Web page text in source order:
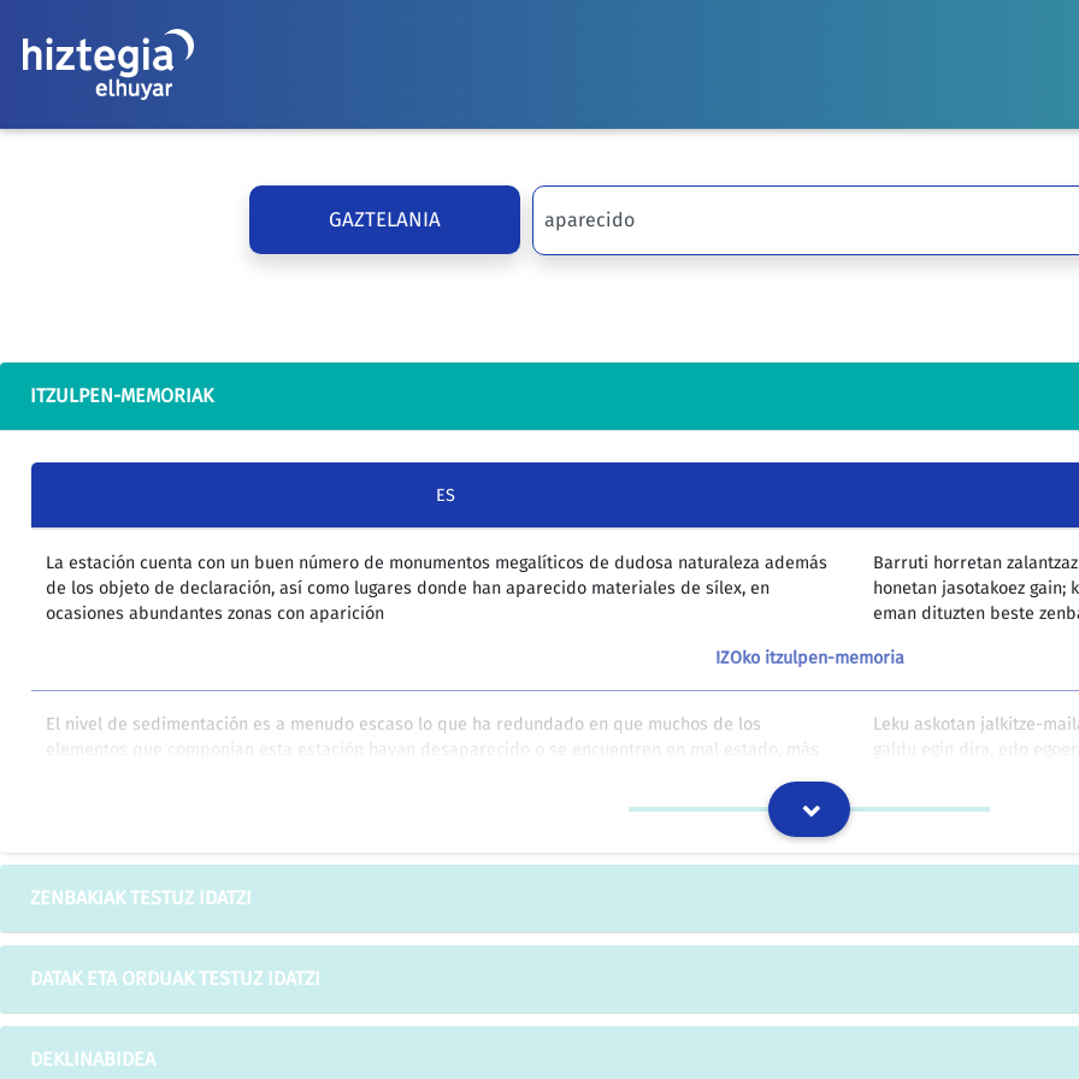
GAZTELANIA
ITZULPEN-MEMORIAK
ES
La estación cuenta con un buen número de monumentos megalíticos de dudosa naturaleza además
de los objeto de declaración, así como lugares donde han aparecido materiales de sílex, en
ocasiones abundantes zonas con aparición
Barruti horretan
honetan jasotakoez gain;
eman dituzten beste
IZOko itzulpen-memoria
El nivel de sedimentación es a menudo escaso lo que ha redundado en que muchos de los
elementos que componían esta estación hayan desaparecido o se encuentren en mal estado, más
Leku askotan jalkitze-
galdu egin dira, edo
IZOko itzulpen-memoria
Únicamente se autoriza la desafectación del inmueble cuando se comprueba que las circunstancias
que motivaron su calificación han desaparecido, extremo imposible de comprobar al haberse
destruido el edificio.
ezinezkoa da, eraikina
Artículo 33: Desaparecidos
ZENBAKIAK TESTUZ IDATZI
DATAK ETA ORDUAK TESTUZ IDATZI
DEKLINABIDEA